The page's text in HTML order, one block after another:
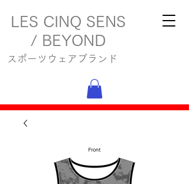
LES CINQ SENS
/ BEYOND
スポーツウェアブランド